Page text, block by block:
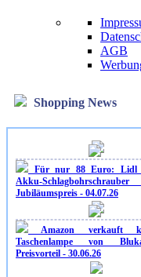
AGB
Shopping News
Für nur 88 Euro: Lidl
Akku-
Jubiläumspreis - 04.07.26
Amazon verkauft
Taschenlampe von
Preisvorteil - 30.06.26